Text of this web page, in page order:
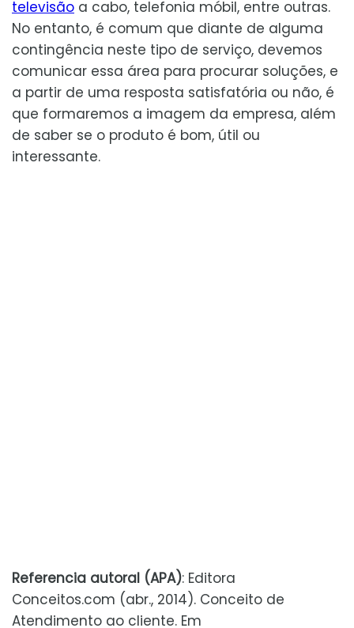
televisão a cabo, telefonia móbil, entre outras.
No entanto, é comum que diante de alguma
contingência neste tipo de serviço, devemos
comunicar essa área para procurar soluções, e
a partir de uma resposta satisfatória ou não, é
que formaremos a imagem da empresa, além
de saber se o produto é bom, útil ou
interessante.
Referencia autoral (APA): Editora
Conceitos.com (abr., 2014). Conceito de
Atendimento ao cliente. Em